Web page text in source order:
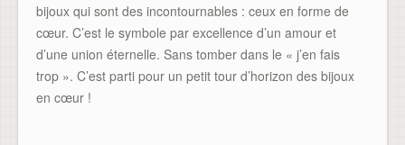
bijoux qui sont des incontournables : ceux en forme de
cœur. C’est le symbole par excellence d’un amour et
d’une union éternelle. Sans tomber dans le « j’en fais
trop ». C’est parti pour un petit tour d’horizon des bijoux
en cœur !